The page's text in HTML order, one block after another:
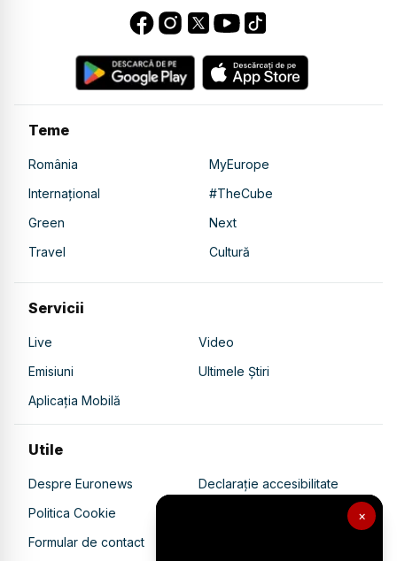
×
Teme
România
MyEurope
Internațional
#TheCube
Green
Next
Travel
Cultură
Servicii
Live
Video
Emisiuni
Ultimele Știri
Aplicația Mobilă
Utile
Despre Euronews
Declarație accesibilitate
Politica Cookie
Politica de confidențialitate
Formular de contact